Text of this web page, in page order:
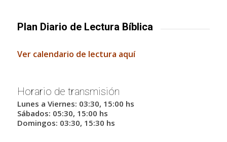
Plan Diario de Lectura Bíblica
Ver calendario de lectura aquí
Horario de transmisión
Lunes a Viernes: 03:30, 15:00 hs
Sábados: 05:30, 15:00 hs
Domingos: 03:30, 15:30 hs